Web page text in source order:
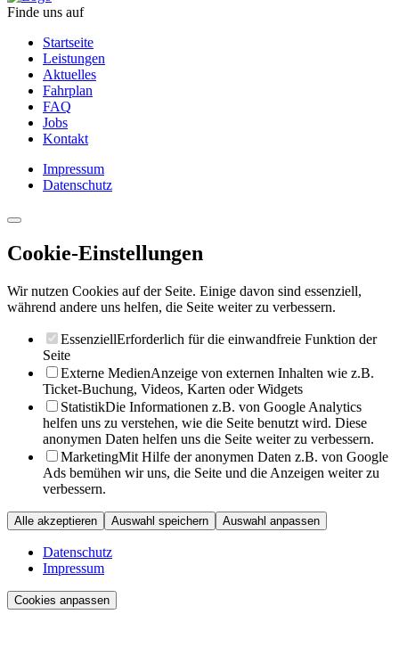
Finde uns auf
Startseite
Leistungen
Aktuelles
Fahrplan
FAQ
Jobs
Kontakt
Impressum
Datenschutz
Cookie-Einstellungen
Wir nutzen Cookies auf der Seite. Einige davon sind essenziell,
während andere uns helfen, die Seite weiter zu verbessern.
EssenziellErforderlich für die einwandfreie Funktion der
Seite
Externe MedienAnzeige von externen Inhalten wie z.B.
Ticket-Buchung, Videos, Karten oder Widgets
StatistikDie Informationen z.B. von Google Analytics
helfen uns zu verstehen, wie die Seite benutzt wird. Diese
anonymen Daten helfen uns die Seite weiter zu verbessern.
MarketingMit Hilfe der anonymen Daten z.B. von Google
Ads bemühen wir uns, die Seite und die Anzeigen weiter zu
verbessern.
Alle akzeptieren Auswahl speichern Auswahl anpassen
Datenschutz
Impressum
Cookies anpassen